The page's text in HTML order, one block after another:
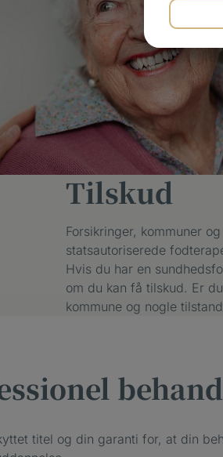
Tilskud
Forsikringer, kommuner
statsautoriserede
Hvis du har en
om du kan få tilskud. Er
kommune og nogle
titel og din garanti for, at din